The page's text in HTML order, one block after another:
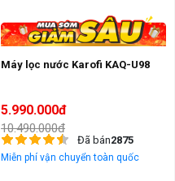
Máy lọc nước Karofi KAQ-U98
5.990.000đ
10.490.000đ
Đã bán2875
Miễn phí vận chuyển toàn quốc